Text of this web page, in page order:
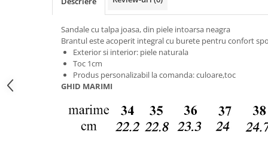
Sandale cu talpa joasa, din piele intoarsa neagra
Brantul este acoperit integral cu burete pentru confort
Exterior si interior: piele naturala
Toc 1cm
Produs personalizabil la comanda: culoare,toc
GHID MARIMI